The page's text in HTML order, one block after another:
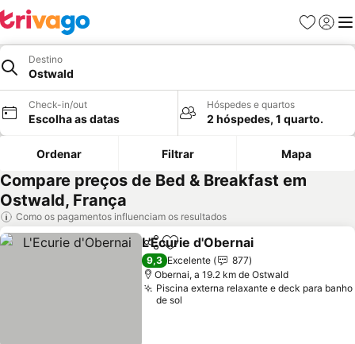
Favoritos
Iniciar
Destino
Ostwald
Check-in/out
Escolha as datas
Hóspedes e quartos
2 hóspedes, 1 quarto.
Ordenar Filtrar Mapa
Compare preços de Bed & Breakfast em
Ostwald, França
Como os pagamentos influenciam os resultados
PartilharAdicionar aos favoritos
L'Ecurie d'Obernai
9,3 Excelente
877
Obernai, a 19.2 km de Ostwald
Piscina externa relaxante e deck para banho
de sol